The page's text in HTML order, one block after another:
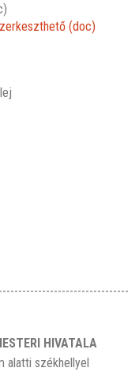
(doc)
HIVATALA
alatti székhellyel